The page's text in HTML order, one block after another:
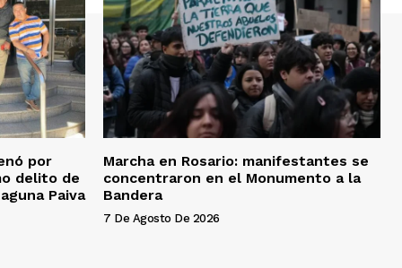
por
delito de
Paiva
Marcha en Rosario: manifestantes se
concentraron en el Monumento a la
Bandera
7 De Agosto De 2026